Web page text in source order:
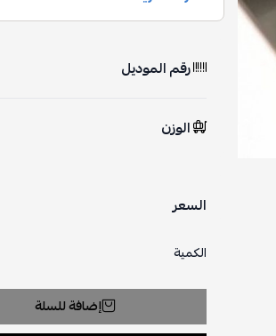
رقم الموديل
الوزن
السعر
الكمية
إضافة للسلة